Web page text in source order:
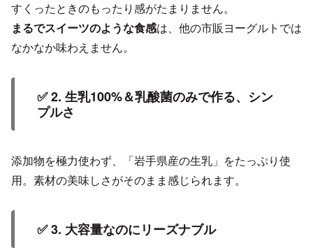
すくったときのもったり感がたまりません。
まるでスイーツのような食感は、他の市販ヨーグルトでは
なかなか味わえません。
✅ 2. 生乳100%＆乳酸菌のみで作る、シン
プルさ
添加物を極力使わず、「岩手県産の生乳」をたっぷり使
用。素材の美味しさがそのまま感じられます。
✅ 3. 大容量なのにリーズナブル